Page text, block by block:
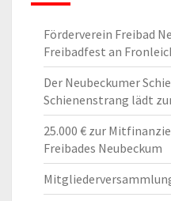
Förderverein Freibad
Freibadfest an
Der Neubeckumer
Schienenstrang lädt
25.000 € zur
Freibades Neubeckum